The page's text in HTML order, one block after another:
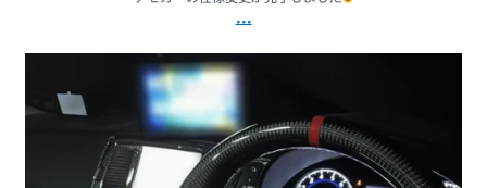
GTR R35のパーツを使用してV36スカイラインセダンの内装をカスタマ
イズしました！